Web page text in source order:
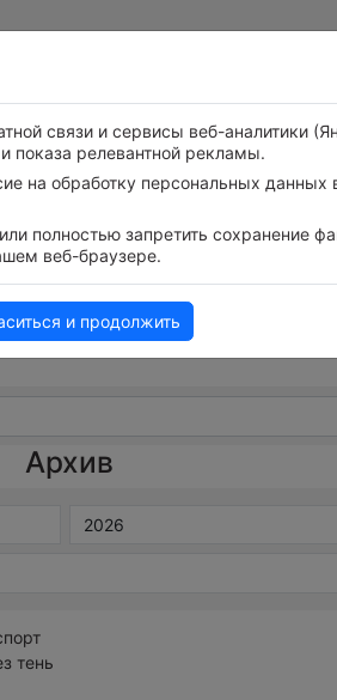
Архив
тень
связи и сервисы веб-аналитики
показа релевантной рекламы.
на обработку персональных данных
полностью запретить сохранение
веб-браузере.
и продолжить